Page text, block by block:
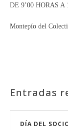
DE 9’00 HORAS A
Montepío del
Entradas
DÍA DEL